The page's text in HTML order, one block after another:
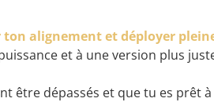
alignement et déployer
et à une version plus
être dépassés et que tu es prêt